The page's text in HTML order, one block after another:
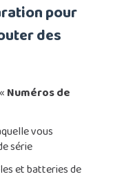
pour
des
Numéros de
vous
série
et batteries de